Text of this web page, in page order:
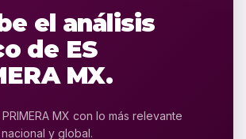
el análisis
de ES
MX.
MX con lo más relevante
y global.